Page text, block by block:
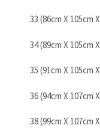
33 (86cm X 105cm
34 (89cm X 105cm
35 (91cm X 105cm
36 (94cm X 107cm
38 (99cm X 107cm